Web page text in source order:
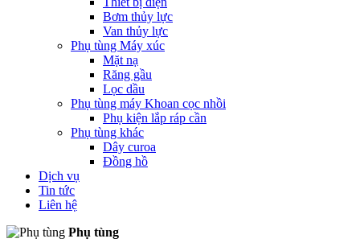
Bơm thủy lực
Van thủy lực
Phụ tùng Máy xúc
Mặt nạ
Răng gầu
Lọc dầu
Phụ tùng máy Khoan cọc nhồi
Phụ kiện lắp ráp cần
Phụ tùng khác
Dây curoa
Đồng hồ
Dịch vụ
Tin tức
Liên hệ
Phụ tùng